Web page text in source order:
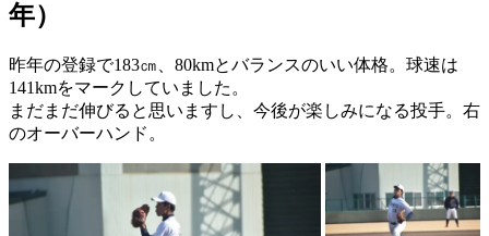
年）
昨年の登録で183㎝、80kmとバランスのいい体格。球速は
141kmをマークしていました。
まだまだ伸びると思いますし、今後が楽しみになる投手。右
のオーバーハンド。